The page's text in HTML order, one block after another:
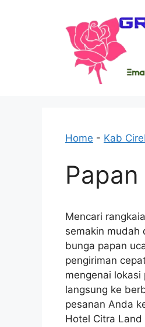
Home - Kab
Mencari
semakin mudah
bunga papan
pengiriman
mengenai
langsung ke
pesanan Anda
Hotel Citra